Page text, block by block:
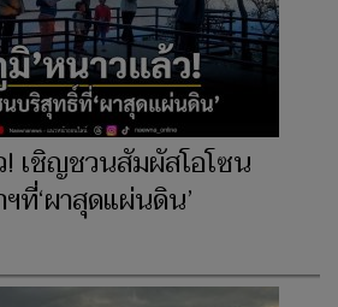
! เชิญชวนสัมผัสโอโซน
ที่‘ผาสุดแผ่นดิน’